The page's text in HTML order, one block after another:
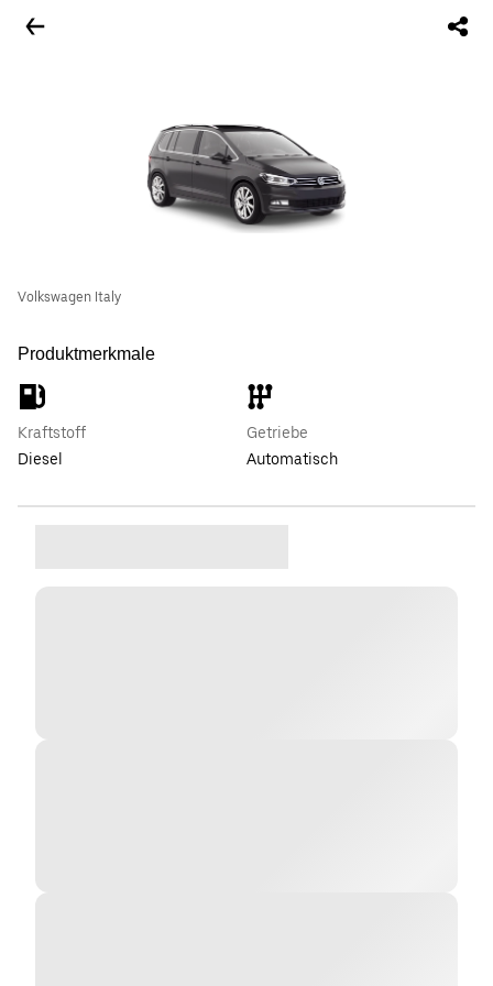
Volkswagen Italy
Produktmerkmale
Kraftstoff
Diesel
Getriebe
Automatisch